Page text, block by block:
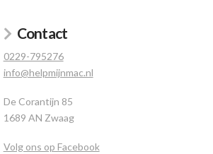
Contact
0229-795276
info@helpmijnmac.nl
De Corantijn 85
1689 AN Zwaag
Volg ons op Facebook